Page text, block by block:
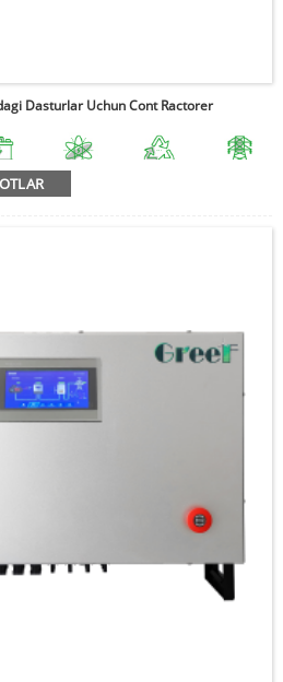
Dasturlar Uchun Cont Ractorer